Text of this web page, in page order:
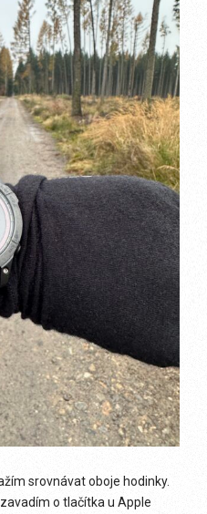
srovnávat oboje hodinky.
o tlačítka u Apple